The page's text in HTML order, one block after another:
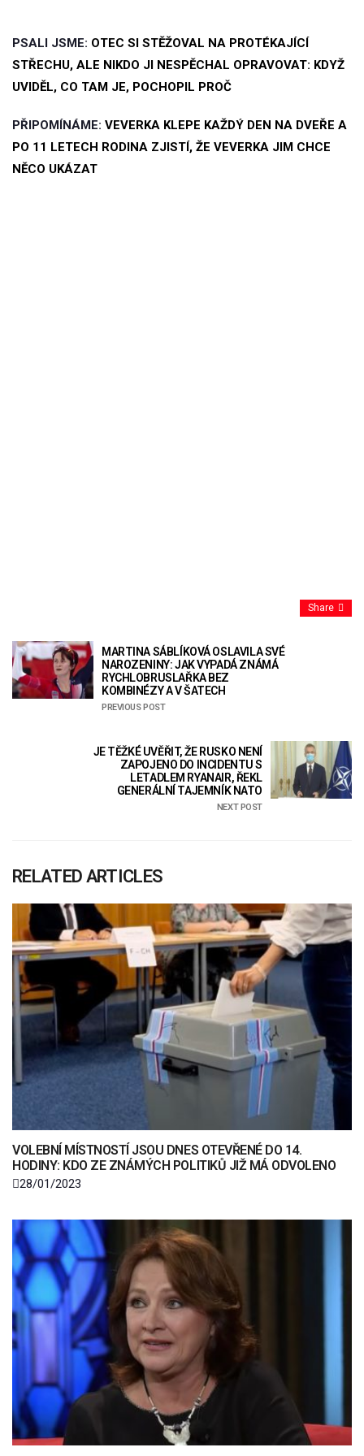
PSALI JSME: OTEC SI STĚŽOVAL NA PROTÉKAJÍCÍ
STŘECHU, ALE NIKDO JI NESPĚCHAL OPRAVOVAT: KDYŽ
UVIDĚL, CO TAM JE, POCHOPIL PROČ
PŘIPOMÍNÁME: VEVERKA KLEPE KAŽDÝ DEN NA DVEŘE A
PO 11 LETECH RODINA ZJISTÍ, ŽE VEVERKA JIM CHCE
NĚCO UKÁZAT
Share
MARTINA SÁBLÍKOVÁ OSLAVILA SVÉ
NAROZENINY: JAK VYPADÁ ZNÁMÁ
RYCHLOBRUSLAŘKA BEZ
KOMBINÉZY A V ŠATECH
PREVIOUS POST
JE TĚŽKÉ UVĚŘIT, ŽE RUSKO NENÍ
ZAPOJENO DO INCIDENTU S
LETADLEM RYANAIR, ŘEKL
GENERÁLNÍ TAJEMNÍK NATO
NEXT POST
RELATED ARTICLES
VOLEBNÍ MÍSTNOSTÍ JSOU DNES OTEVŘENÉ DO 14.
HODINY: KDO ZE ZNÁMÝCH POLITIKŮ JIŽ MÁ ODVOLENO
28/01/2023